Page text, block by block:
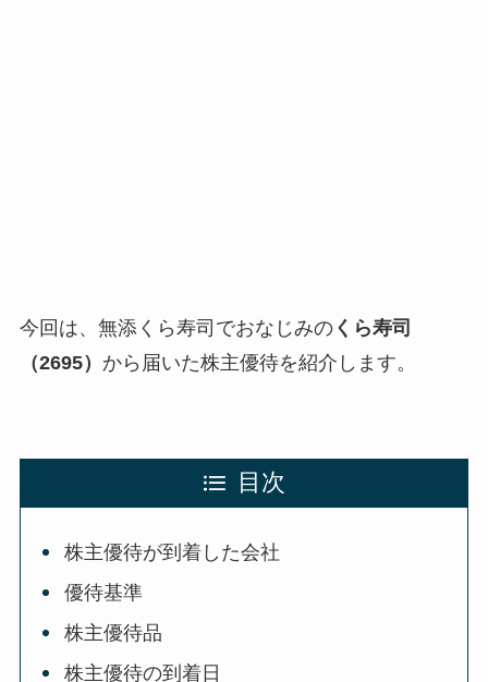
今回は、無添くら寿司でおなじみのくら寿司
（2695） から届いた株主優待を紹介します。
目次
株主優待が到着した会社
優待基準
株主優待品
株主優待の到着日